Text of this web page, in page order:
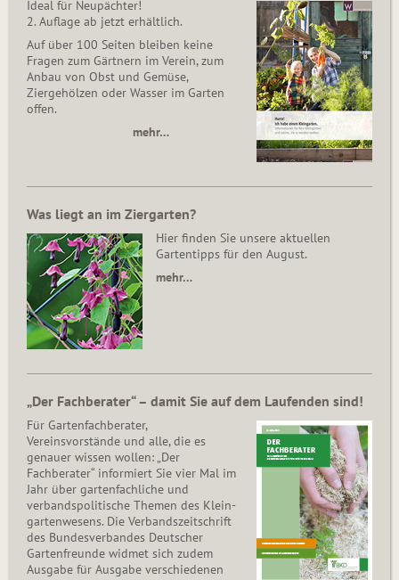
Ideal für Neupächter!
2. Auflage ab jetzt erhältlich.
Auf über 100 Seiten bleiben keine
Fragen zum Gärtnern im Verein, zum
Anbau von Obst und Gemüse,
Ziergehölzen oder Wasser im Garten
offen.
mehr…
Was liegt an im Ziergarten?
Hier finden Sie unsere aktuellen
Gartentipps für den August.
mehr…
„Der Fachberater“ – damit Sie auf dem Laufenden sind!
Für Gartenfachberater,
Vereinsvorstände und alle, die es
genauer wissen wollen: „Der
Fachberater“ informiert Sie vier Mal im
Jahr über gartenfachliche und
verbandspolitische Themen des Klein­
gar­ten­wesens. Die Ver­bands­zeit­schrift
des Bun­des­ver­ban­des Deutscher
Gartenfreunde widmet sich zudem
Ausgabe für Ausgabe verschiedenen